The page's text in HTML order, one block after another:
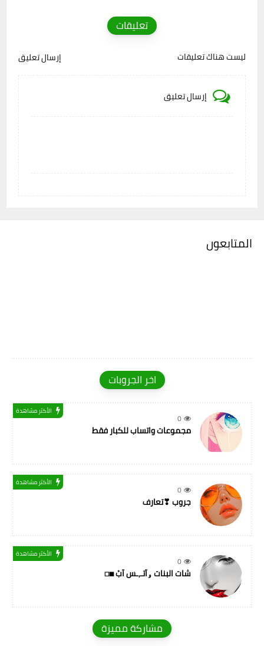
تعليقات
ليست هناك تعليقات إرسال تعليق
إرسال تعليق
المتابعون
اخر الجروبات
0
الأكثر مشاهدة
مجموعات واتساب للكبار فقط
0
الأكثر مشاهدة
جروب ❣تعارف
0
الأكثر مشاهدة
شات البنات ۅآتـ,ـس آبْ ◼◻
مشاركة مميزة